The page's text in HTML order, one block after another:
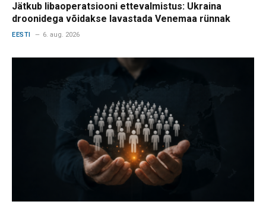
Jätkub libaoperatsiooni ettevalmistus: Ukraina
droonidega võidakse lavastada Venemaa rünnak
EESTI 6. aug. 2026